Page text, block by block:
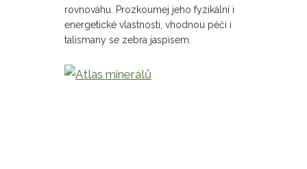
rovnováhu. Prozkoumej jeho fyzikální i
energetické vlastnosti, vhodnou péči i
talismany se zebra jaspisem.